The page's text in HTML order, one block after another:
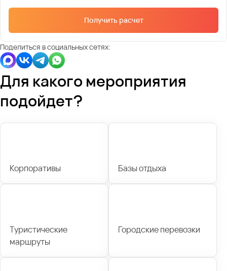
Получить расчет
Поделиться в социальных сетях:
Для какого мероприятия
подойдет?
Корпоративы Базы отдыха
Туристические
маршруты
Городские перевозки